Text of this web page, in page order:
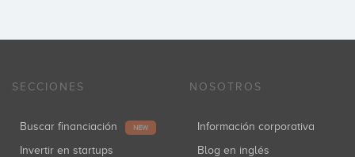
SECCIONES
Buscar financiación NEW
Invertir en startups
NOSOTROS
Información corporativa
Blog en inglés